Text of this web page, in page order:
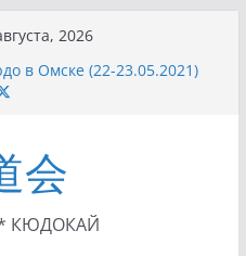
2026
в Омске (22-23.05.2021)
Дёмино (2-5.09.2021)
в России по Кюдо,
области по Кюдо /
会
* КЮДОКАЙ